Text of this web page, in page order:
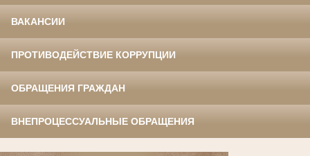
ВАКАНСИИ
ПРОТИВОДЕЙСТВИЕ КОРРУПЦИИ
ОБРАЩЕНИЯ ГРАЖДАН
ВНЕПРОЦЕССУАЛЬНЫЕ ОБРАЩЕНИЯ